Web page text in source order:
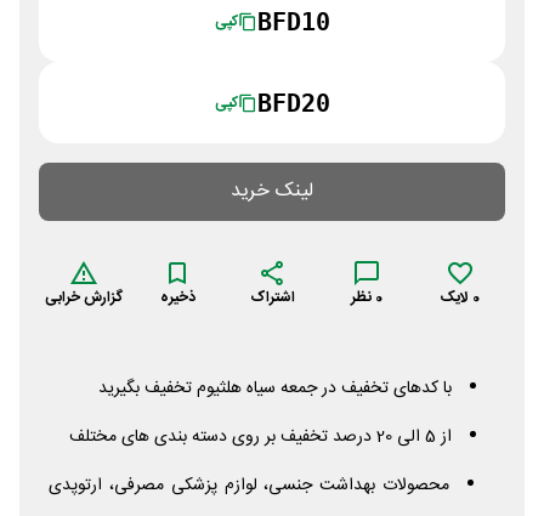
BFD10 کپی
BFD20 کپی
لینک خرید
0 لایک 0 نظر اشتراک ذخیره گزارش خرابی
با کدهای تخفیف در جمعه سیاه هلثیوم تخفیف بگیرید
از 5 الی 20 درصد تخفیف بر روی دسته بندی های مختلف
محصولات بهداشت جنسی، لوازم پزشکی مصرفی، ارتوپدی